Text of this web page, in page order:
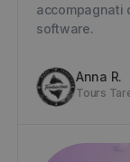
accompagnati
software.
Anna R.
Tours